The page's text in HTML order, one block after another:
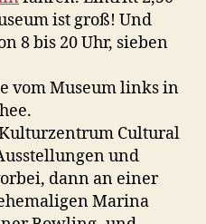
ist groß! Und
8 bis 20 Uhr, sieben
vom Museum links in
Cultural
und
dann an einer
Marina